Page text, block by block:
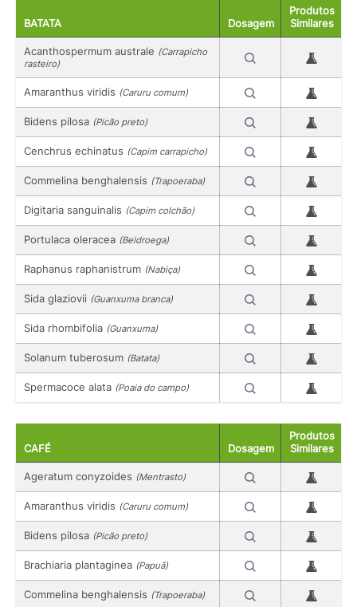
BATATA Dosagem
Produtos
Similares
Acanthospermum australe (Carrapicho
rasteiro)
Amaranthus viridis (Caruru comum)
Bidens pilosa (Picão preto)
Cenchrus echinatus (Capim carrapicho)
Commelina benghalensis (Trapoeraba)
Digitaria sanguinalis (Capim colchão)
Portulaca oleracea (Beldroega)
Raphanus raphanistrum (Nabiça)
Sida glaziovii (Guanxuma branca)
Sida rhombifolia (Guanxuma)
Solanum tuberosum (Batata)
Spermacoce alata (Poaia do campo)
CAFÉ Dosagem
Produtos
Similares
Ageratum conyzoides (Mentrasto)
Amaranthus viridis (Caruru comum)
Bidens pilosa (Picão preto)
Brachiaria plantaginea (Papuã)
Commelina benghalensis (Trapoeraba)